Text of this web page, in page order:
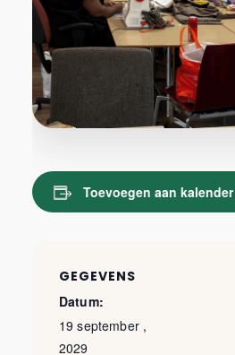
Toevoegen aan kalender
GEGEVENS
Datum:
19 september ,
2029